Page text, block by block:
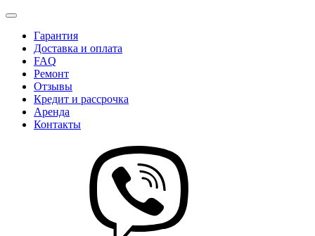
Гарантия
Доставка и оплата
FAQ
Ремонт
Отзывы
Кредит и рассрочка
Аренда
Контакты